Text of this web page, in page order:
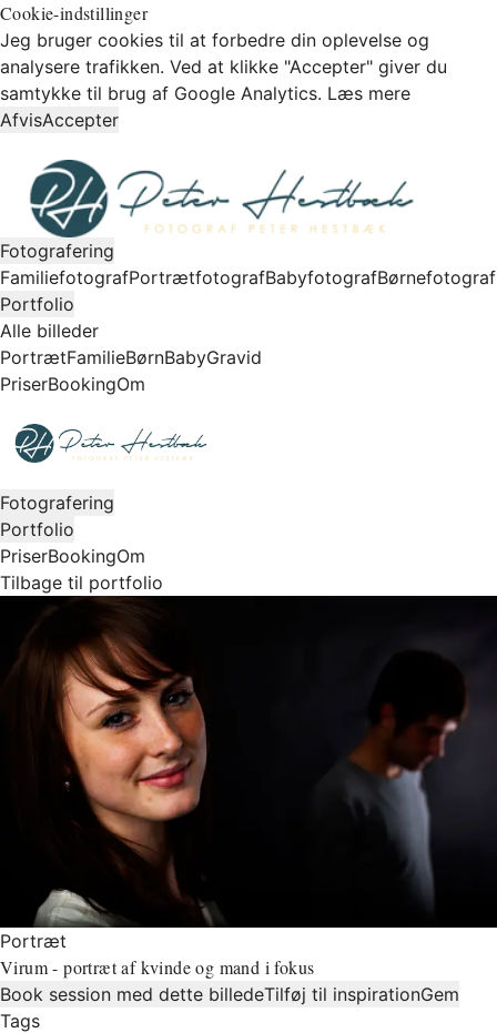
Cookie-indstillinger
Jeg bruger cookies til at forbedre din oplevelse og
analysere trafikken. Ved at klikke "Accepter" giver du
samtykke til brug af Google Analytics. Læs mere
AfvisAccepter
Fotografering
FamiliefotografPortrætfotografBabyfotografBørnefotograf
Portfolio
Alle billeder
PortrætFamilieBørnBabyGravid
PriserBookingOm
Fotografering
Portfolio
PriserBookingOm
Tilbage til portfolio
Portræt
Virum - portræt af kvinde og mand i fokus
Book session med dette billedeTilføj til inspirationGem
Tags